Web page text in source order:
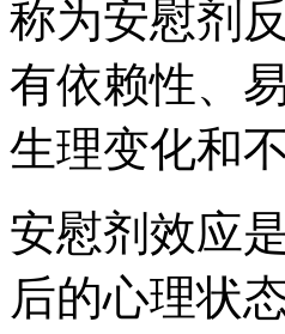
称为安慰剂
有依赖性、
生理变化和
安慰剂效应
后的心理状